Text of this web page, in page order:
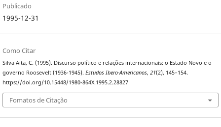
Publicado
1995-12-31
Como Citar
Silva Aita, C. (1995). Discurso político e relações internacionais: o Estado Novo e o
governo Roosevelt (1936-1945). Estudos Ibero-Americanos, 21(2), 145–154.
https://doi.org/10.15448/1980-864X.1995.2.28827
Fomatos de Citação